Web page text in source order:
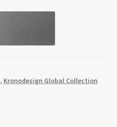
, Kronodesign Global Collection